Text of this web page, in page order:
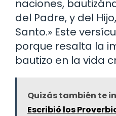
naciones,
del Padre, y del
Santo.» Este
porque resalta la
bautizo en la vida
Quizás también te
Escribió los